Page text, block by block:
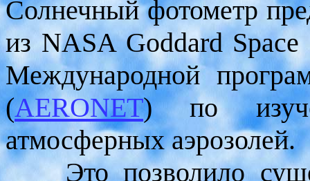
Солнечный фотометр
из NASA Goddard
Международной
(AERONET) по
атмосферных аэрозолей.
Это позволило